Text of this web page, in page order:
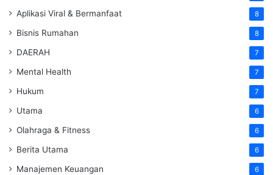
Aplikasi Viral & Bermanfaat 8
Bisnis Rumahan 8
DAERAH 7
Mental Health 7
Hukum 7
Utama 6
Olahraga & Fitness 6
Berita Utama 6
Manajemen Keuangan 6